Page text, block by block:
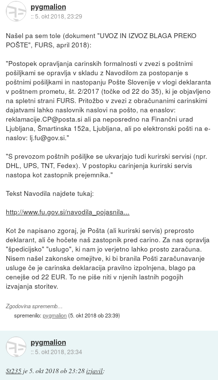
pygmalion
::5. okt 2018, 23:29
Našel pa sem tole (dokument "UVOZ IN IZVOZ BLAGA PREKO
POŠTE", FURS, april 2018):
"Postopek opravljanja carinskih formalnosti v zvezi s poštnimi
pošiljkami se opravlja v skladu z Navodilom za postopanje s
poštnimi pošiljkami in nastopanju Pošte Slovenije v vlogi deklaranta
v poštnem prometu, št. 2/2017 (točke od 22 do 35), ki je objavljeno
na spletni strani FURS. Pritožbo v zvezi z obračunanimi carinskimi
dajatvami lahko naslovnik naslovi na pošto, na enaslov:
reklamacije.CP@posta.si ali pa neposredno na Finančni urad
Ljubljana, Šmartinska 152a, Ljubljana, ali po elektronski pošti na e-
naslov: lj.fu@gov.si."
"S prevozom poštnih pošiljke se ukvarjajo tudi kurirski servisi (npr.
DHL, UPS, TNT, Fedex). V postopku carinjenja kurirski servis
nastopa kot zastopnik prejemnika."
Tekst Navodila najdete tukaj:
http://www.fu.gov.si/navodila_pojasnila...
Kot že napisano zgoraj, je Pošta (ali kurirski servis) preprosto
deklarant, ali če hočete naš zastopnik pred carino. Za nas opravlja
"špedicijsko" "uslugo", ki nam jo verjetno lahko prosto zaračuna.
Nisem našel zakonske omejitve, ki bi branila Pošti zaračunavanje
usluge če je carinska deklaracija pravilno izpolnjena, blago pa
cenejše od 22 EUR. To ne piše niti v njenih lastnih pogojih
izvajanja storitev.
Zgodovina sprememb…
spremenilo:pygmalion(5. okt 2018 ob 23:39)
pygmalion
:: 5. okt 2018, 23:34
St235 je5. okt 2018 ob 23:28izjavil: